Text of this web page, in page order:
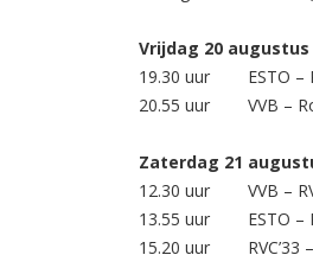
Vrijdag 20 augustus
19.30 uur ESTO –
20.55 uur VVB –
Zaterdag 21
12.30 uur VVB –
13.55 uur ESTO –
15.20 uur RVC’33 –